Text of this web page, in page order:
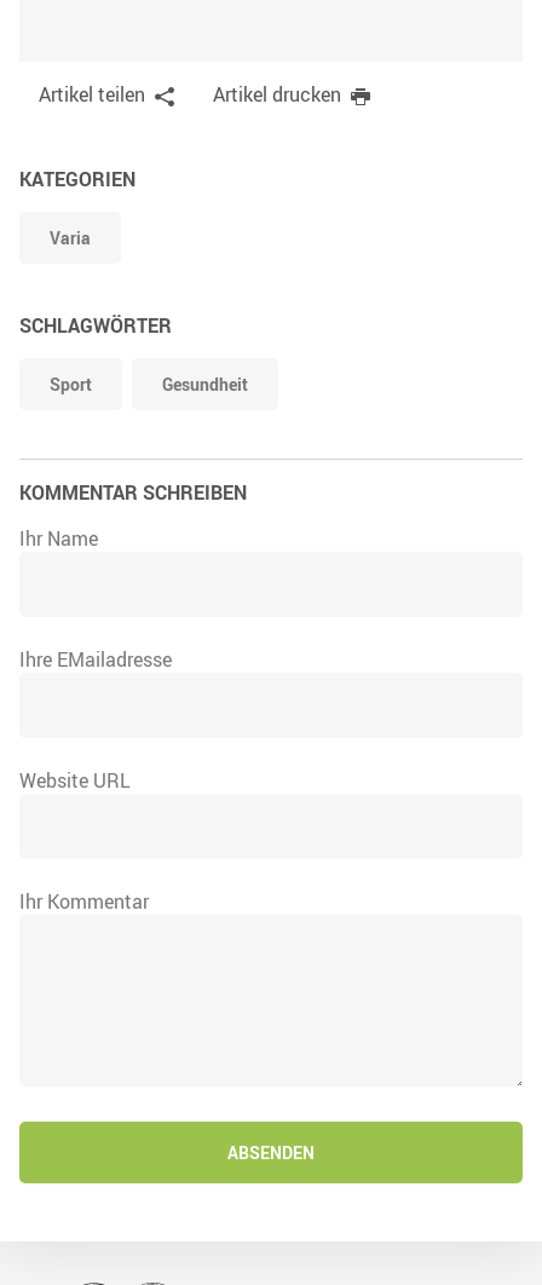
Artikel teilen Artikel drucken
KATEGORIEN
Varia
SCHLAGWÖRTER
Sport Gesundheit
KOMMENTAR SCHREIBEN
Ihr Name
Ihre EMailadresse
Website URL
Ihr Kommentar
ABSENDEN